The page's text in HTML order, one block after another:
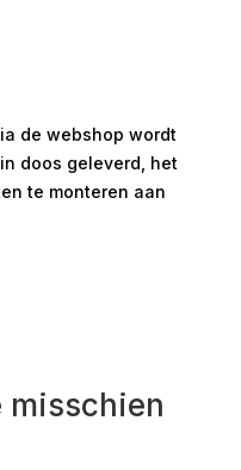
de webshop wordt
doos geleverd, het
te monteren aan
misschien